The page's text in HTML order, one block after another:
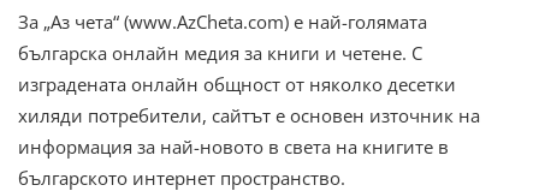
За „Аз чета“ (www.AzCheta.com) е най-голямата
българска онлайн медия за книги и четене. С
изградената онлайн общност от няколко десетки
хиляди потребители, сайтът е основен източник на
информация за най-новото в света на книгите в
българското интернет пространство.